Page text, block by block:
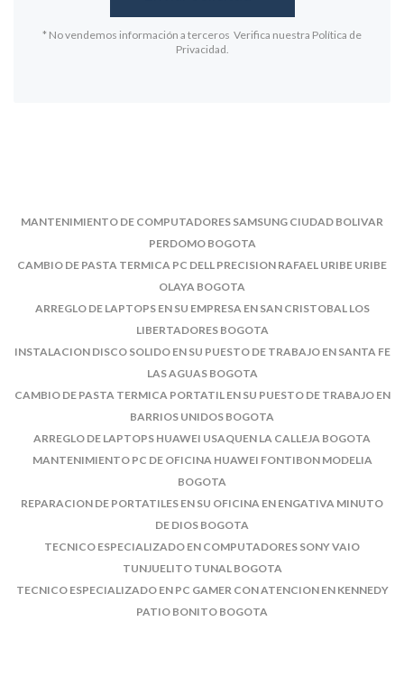
* No vendemos información a terceros Verifica nuestra Política de
Privacidad.
MANTENIMIENTO DE COMPUTADORES SAMSUNG CIUDAD BOLIVAR
PERDOMO BOGOTA
CAMBIO DE PASTA TERMICA PC DELL PRECISION RAFAEL URIBE URIBE
OLAYA BOGOTA
ARREGLO DE LAPTOPS EN SU EMPRESA EN SAN CRISTOBAL LOS
LIBERTADORES BOGOTA
INSTALACION DISCO SOLIDO EN SU PUESTO DE TRABAJO EN SANTA FE
LAS AGUAS BOGOTA
CAMBIO DE PASTA TERMICA PORTATIL EN SU PUESTO DE TRABAJO EN
BARRIOS UNIDOS BOGOTA
ARREGLO DE LAPTOPS HUAWEI USAQUEN LA CALLEJA BOGOTA
MANTENIMIENTO PC DE OFICINA HUAWEI FONTIBON MODELIA
BOGOTA
REPARACION DE PORTATILES EN SU OFICINA EN ENGATIVA MINUTO
DE DIOS BOGOTA
TECNICO ESPECIALIZADO EN COMPUTADORES SONY VAIO
TUNJUELITO TUNAL BOGOTA
TECNICO ESPECIALIZADO EN PC GAMER CON ATENCION EN KENNEDY
PATIO BONITO BOGOTA